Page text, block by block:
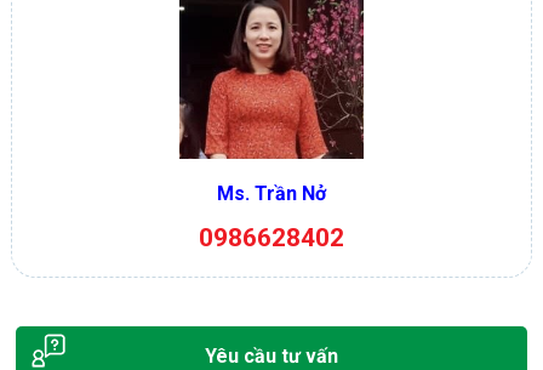
Ms. Trần Nở
0986628402
Yêu cầu tư vấn